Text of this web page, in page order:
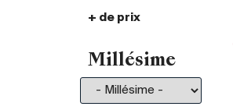
De 30.- à 35.-
De 50.- à 75.-
De 75.- à 100.-
130
+ de prix
Millésime